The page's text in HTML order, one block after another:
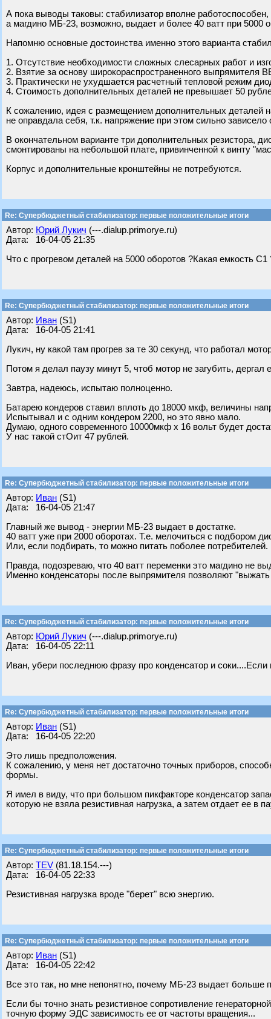
А пока выводы таковы: стабилизатор вполне работоспособен,
а магдино МБ-23, возможно, выдает и более 40 ватт при 5000
Напомню основные достоинства именно этого варианта
1. Отсутствие необходимости сложных слесарных работ и
2. Взятие за основу широкораспространенного
3. Практически не ухудшается расчетный тепловой режим
4. Стоимость дополнительных деталей не превышает 50
К сожалению, идея с размещением дополнительных деталей
не оправдала себя, т.к. напряжение при этом сильно зависело
В окончательном варианте три дополнительных резистора,
смонтированы на небольшой плате, привинченной к винту
Корпус и дополнительные кронштейны не потребуются.
Re: Супербюджетный стабилизатор: первые положительные итоги
Автор: Юрий Лукич (---.dialup.primorye.ru)
Дата: 16-04-05 21:35
Что с прогревом деталей на 5000 оборотов ?Какая емкость С1
Re: Супербюджетный стабилизатор: первые положительные итоги
Автор: Иван (S1)
Дата: 16-04-05 21:41
Лукич, ну какой там прогрев за те 30 секунд, что работал
Потом я делал паузу минут 5, чтоб мотор не загубить, дергал
Завтра, надеюсь, испытаю полноценно.
Батарею кондеров ставил вплоть до 18000 мкф, величины
Испытывал и с одним кондером 2200, но это явно мало.
Думаю, одного современного 10000мкф х 16 вольт будет
У нас такой стОит 47 рублей.
Re: Супербюджетный стабилизатор: первые положительные итоги
Автор: Иван (S1)
Дата: 16-04-05 21:47
Главный же вывод - энергии МБ-23 выдает в достатке.
40 ватт уже при 2000 оборотах. Т.е. мелочиться с подбором
Или, если подбирать, то можно питать поболее потребителей.
Правда, подозреваю, что 40 ватт переменки это магдино не
Именно конденсаторы после выпрямителя позволяют "выжать
Re: Супербюджетный стабилизатор: первые положительные итоги
Автор: Юрий Лукич (---.dialup.primorye.ru)
Дата: 16-04-05 22:11
Иван, убери последнюю фразу про конденсатор и соки....Если
Re: Супербюджетный стабилизатор: первые положительные итоги
Автор: Иван (S1)
Дата: 16-04-05 22:20
Это лишь предположения.
К сожалению, у меня нет достаточно точных приборов,
формы.
Я имел в виду, что при большом пикфакторе конденсатор
которую не взяла резистивная нагрузка, а затем отдает ее в
Re: Супербюджетный стабилизатор: первые положительные итоги
Автор: TEV (81.18.154.---)
Дата: 16-04-05 22:33
Резистивная нагрузка вроде "берет" всю энергию.
Re: Супербюджетный стабилизатор: первые положительные итоги
Автор: Иван (S1)
Дата: 16-04-05 22:42
Все это так, но мне непонятно, почему МБ-23 выдает больше
Если бы точно знать резистивное сопротивление
точную форму ЭДС зависимость ее от частоты вращения...